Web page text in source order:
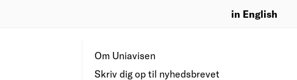
in English
Om Uniavisen
Skriv dig op til nyhedsbrevet